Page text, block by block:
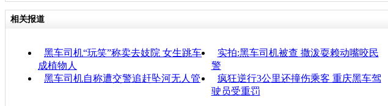
相关报道
黑车司机“玩笑”称卖去妓院 女生跳车
成植物人
实拍:黑车司机被查 撒泼耍赖动嘴咬民
警
黑车司机自称遭交警追赶坠河无人管
疯狂逆行3公里还撞伤乘客 重庆黑车驾
驶员受重罚